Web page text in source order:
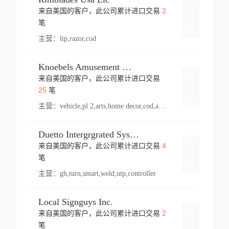
来自美国的客户，此公司累计进口交易 2
笔
主营： lip,razor,cod
Knoebels Amusement Resort
来自美国的客户，此公司累计进口交易
25笔
主营： vehicle,pl 2,arts,home decor,cod,amusement ride,sea
Duetto Intergrgrated Systems Inc.
来自美国的客户，此公司累计进口交易 4
笔
主营： gh,turn,smart,weld,utp,controller
Local Signguys Inc.
来自美国的客户，此公司累计进口交易 2
笔